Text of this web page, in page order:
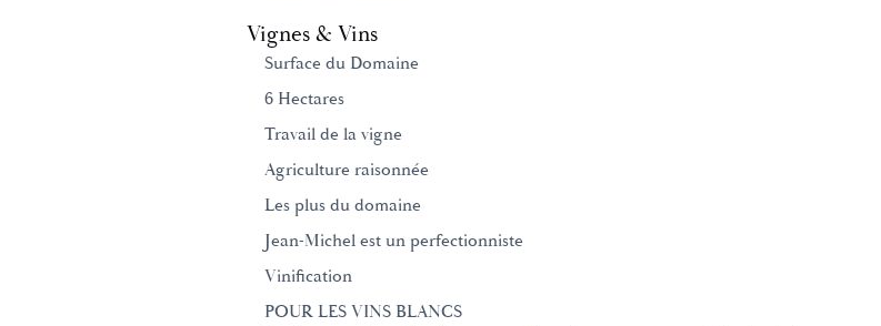
Vignes & Vins
Surface du Domaine
6 Hectares
Travail de la vigne
Agriculture raisonnée
Les plus du domaine
Jean-Michel est un perfectionniste
Vinification
POUR LES VINS BLANCS